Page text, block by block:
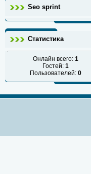
Seo sprint
Статистика
Онлайн всего: 1
Гостей: 1
Пользователей: 0